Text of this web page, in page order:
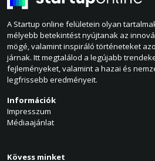
A Startup online felületein olyan
mélyebb betekintést nyújtanak az
mögé, valamint inspiráló történeteket
járnak. Itt megtalálod a legújabb
fejleményeket, valamint a hazai és
legfrissebb eredményeit.
Információk
Impresszum
Médiaajánlat
Kövess minket